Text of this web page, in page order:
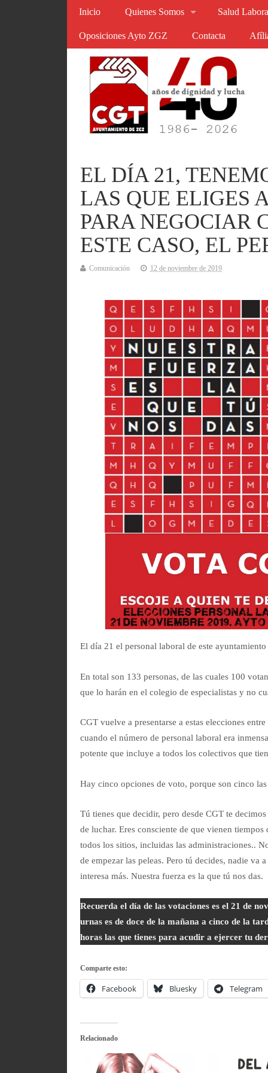
Inicio Quienes Somos Salud
Oposiciones Ayto ZGZ Contacta
EL DÍA 21,
LAS QUE ELIGES
PARA NEGOCIAR
ESTE CASO, EL
Comunicación 12 de noviembre de 2019
El día 21 el personal laboral de este
En total son 133 personas, de las cuales 100
que lo harán en el colegio de especialistas y no
CGT vuelve a presentarse a estas elecciones
cuando el número de personal laboral era
potente que incluye a todos los colectivos que
Hay cinco opciones de voto, porque son cinco
Tú tienes que decidir, pero desde CGT te
de luchar. Eres consciente de que vienen
todos los sitios, incluidas las administraciones..
de empezar las peleas. Pero tú decides, nadie va
interesa más. Nuestra fuerza es la que tú nos das.
Recuerda el día de las votaciones es el 21 de
urnas es de doce de la mañana a cinco de la
horas las que tienes para acudir a ejercer tu
Comparte esto:
Facebook Bluesky Telegram
Relacionado